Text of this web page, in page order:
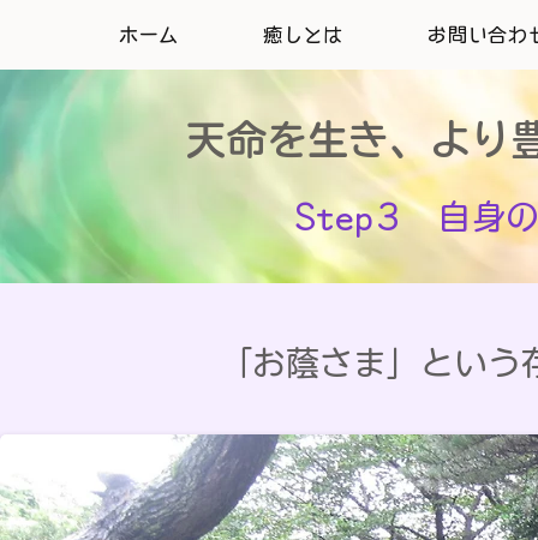
ホーム 癒しとは お問い合わ
天命を生き、より
Step3 自身の
「お蔭さま」とい